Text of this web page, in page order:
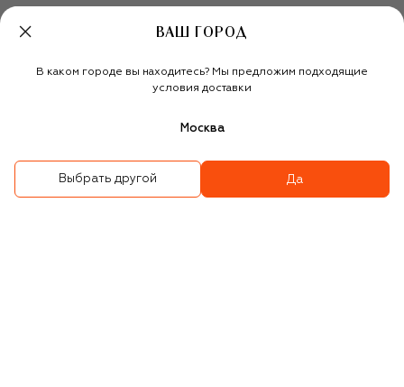
ВАШ ГОРОД
В каком городе вы находитесь? Мы предложим подходящие
условия доставки
Москва
Выбрать другой Да